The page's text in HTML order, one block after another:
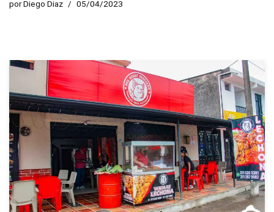
porDiego Diaz 05/04/2023